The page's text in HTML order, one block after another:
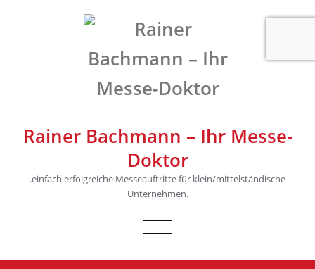
Rainer Bachmann – Ihr Messe-
Doktor
.einfach erfolgreiche Messeauftritte für klein/mittelständische
Unternehmen.
SCHALTE